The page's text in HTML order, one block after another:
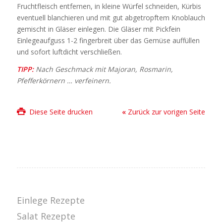
Fruchtfleisch entfernen, in kleine Würfel schneiden, Kürbis
eventuell blanchieren und mit gut abgetropftem Knoblauch
gemischt in Gläser einlegen. Die Gläser mit Pickfein
Einlegeaufguss 1-2 fingerbreit über das Gemüse auffüllen
und sofort luftdicht verschließen.
TIPP:Nach Geschmack mit Majoran, Rosmarin,
Pfefferkörnern … verfeinern.
Diese Seite drucken « Zurück zur vorigen Seite
Einlege Rezepte
Salat Rezepte